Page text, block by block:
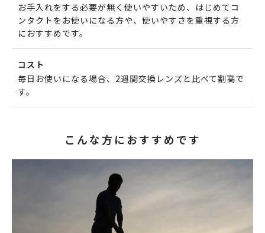
お手入れをする必要が無く使いやすいため、はじめてコ
ンタクトをお使いになる方や、使いやすさを重視する方
におすすめです。
コスト
毎日お使いになる場合、2週間交換レンズと比べて割高で
す。
こんな方におすすめです